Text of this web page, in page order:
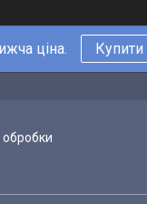
ціна.
обробки